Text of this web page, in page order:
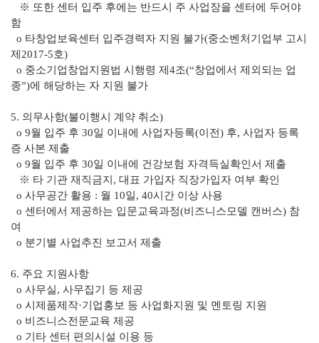
※ 또한 센터 입주 후에는 반드시 주 사업장을 센터에 두어야
함
o 타창업보육센터 입주경력자 지원 불가(중소벤처기업부 고시
제2017-5호)
o 중소기업창업지원법 시행령 제4조(“창업에서 제외되는 업
종”)에 해당하는 자 지원 불가
5. 의무사항(불이행시 계약 취소)
o 9월 입주 후 30일 이내에 사업자등록(이전) 후, 사업자 등록
증 사본 제출
o 9월 입주 후 30일 이내에 건강보험 자격득실확인서 제출
※ 타 기관 재직금지, 대표 가입자 직장가입자 여부 확인
o 사무공간 활용 : 월 10일, 40시간 이상 사용
o 센터에서 제공하는 입문교육과정(비즈니스모델 캔버스) 참
여
o 분기별 사업추진 보고서 제출
6. 주요 지원사항
o 사무실, 사무집기 등 제공
o 시제품제작·기업홍보 등 사업화지원 및 멘토링 지원
o 비즈니스전문교육 제공
o 기타 센터 편의시설 이용 등